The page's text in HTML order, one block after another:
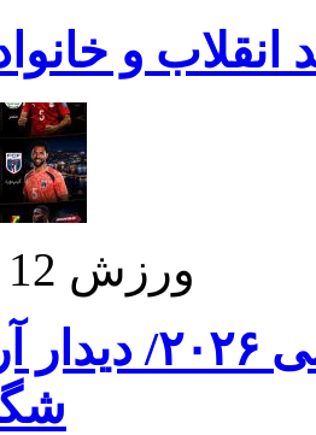
انقلاب و
ورزش 12 تیر 1405
برنامه بازی های امشب جام